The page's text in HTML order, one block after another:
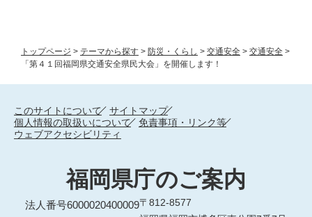
トップページ > テーマから探す > 防災・くらし > 交通安全 > 交通安全 >
「第４１回福岡県交通安全県民大会」を開催します！
このサイトについて
サイトマップ
個人情報の取扱いについて
免責事項・リンク等
ウェブアクセシビリティ
福岡県庁のご案内
法人番号6000020400009〒812-8577